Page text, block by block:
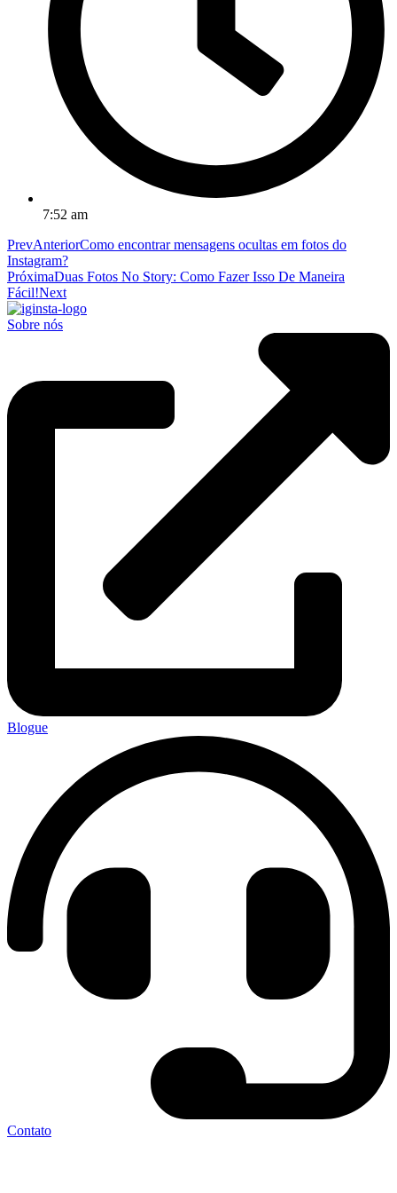
7:52 am
PrevAnteriorComo encontrar mensagens ocultas em fotos do
Instagram?
PróximaDuas Fotos No Story: Como Fazer Isso De Maneira
Fácil!Next
Sobre nós
Blogue
Contato